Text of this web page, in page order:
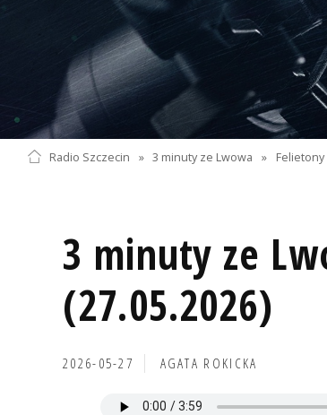
Radio Szczecin » 3 minuty ze Lwowa » Felietony
3 minuty ze
(27.05.2026)
2026-05-27 AGATA ROKICKA